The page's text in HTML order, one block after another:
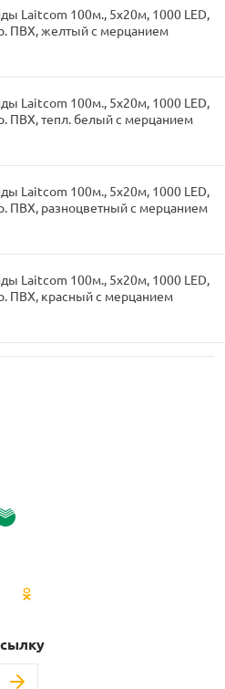
Laitcom 100м., 5x20м, 1000 LED,
ПВХ, желтый с мерцанием
Laitcom 100м., 5x20м, 1000 LED,
ПВХ, тепл. белый с мерцанием
Laitcom 100м., 5x20м, 1000 LED,
ПВХ, разноцветный с мерцанием
Laitcom 100м., 5x20м, 1000 LED,
ПВХ, красный с мерцанием